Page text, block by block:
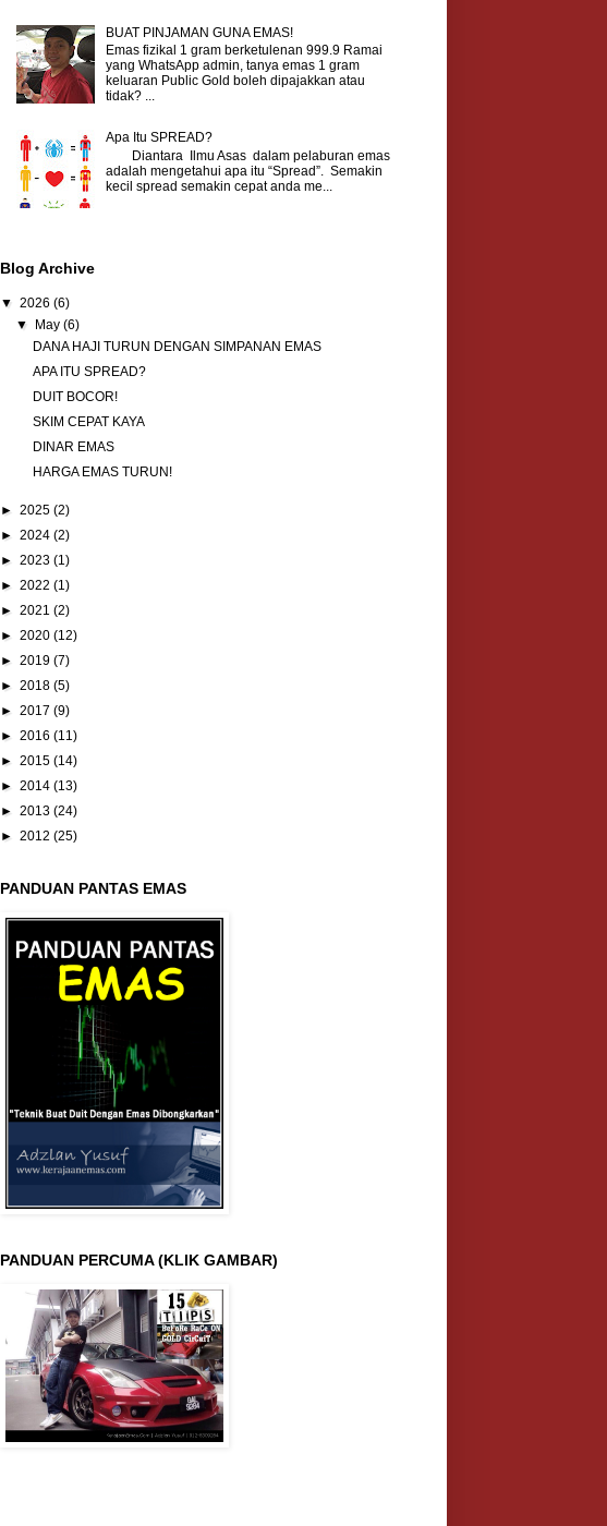
BUAT PINJAMAN GUNA EMAS!
Emas fizikal 1 gram berketulenan 999.9 Ramai
yang WhatsApp admin, tanya emas 1 gram
keluaran Public Gold boleh dipajakkan atau
tidak? ...
Apa Itu SPREAD?
Diantara Ilmu Asas dalam pelaburan emas
adalah mengetahui apa itu “Spread”. Semakin
kecil spread semakin cepat anda me...
Blog Archive
▼ 2026 (6)
▼ May(6)
DANA HAJI TURUN DENGAN SIMPANAN EMAS
APA ITU SPREAD?
DUIT BOCOR!
SKIM CEPAT KAYA
DINAR EMAS
HARGA EMAS TURUN!
► 2025 (2)
► 2024 (2)
► 2023 (1)
► 2022 (1)
► 2021 (2)
► 2020 (12)
► 2019 (7)
► 2018 (5)
► 2017 (9)
► 2016 (11)
► 2015 (14)
► 2014 (13)
► 2013 (24)
► 2012 (25)
PANDUAN PANTAS EMAS
PANDUAN PERCUMA (KLIK GAMBAR)